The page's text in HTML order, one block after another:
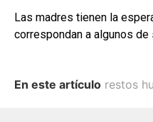
Las madres tienen la
correspondan a algunos
En este artículo restos